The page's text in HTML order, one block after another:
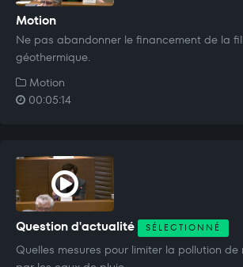
Motion
Ne pas abandonner le financement de la
géothermique.
Motion
00:05:14
Question d'actualité SÉLECTIONNÉ
Quelles mesures pour limiter la pollution de